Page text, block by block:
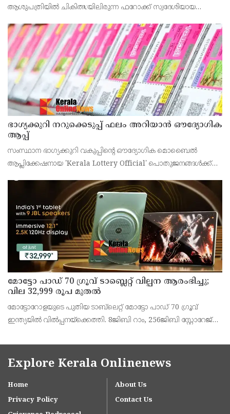
ആശുപത്രിയിൽ ചികിത്സയിലിരുന്ന ഫറോക്ക് സ്വദേശിയായ
ഭാഗ്യക്കുറി നറുക്കെടുപ്പ് ഫലം അറിയാൻ ഔദ്യോഗിക
ആപ്പ്
സംസ്ഥാന ഭാഗ്യക്കുറി വകുപ്പിന്റെ ഔദ്യോഗിക മൊബൈൽ
ആപ്ലിക്കേഷനായ 'Kerala Lottery Official' പൊതുജനങ്ങൾക്ക്
അഞ്ജു കെ എസ് അറിയിച്ചു.
മോട്ടോ പാഡ് 70 ഗ്രൂവ് ടാബ്ലെറ്റ് വില്പന ആരംഭിച്ചു;
വില 32,999 രൂപ മുതൽ
മോട്ടോറോളയുടെ പുതിയ ടാബ്‌ലെറ്റ് മോട്ടോ പാഡ് 70 ഗ്രൂവ്
ഇന്ത്യയിൽ വിൽപ്പനയ്‌ക്കെത്തി. 8ജിബി റാം, 256ജിബി സ്റ്റോറേജ്
ഉൾപ്പെടെ 32,999 രൂപയാണ് ഫലപ്രദമായ
Explore Kerala Onlinenews
Home
About Us
Privacy Policy
Contact Us